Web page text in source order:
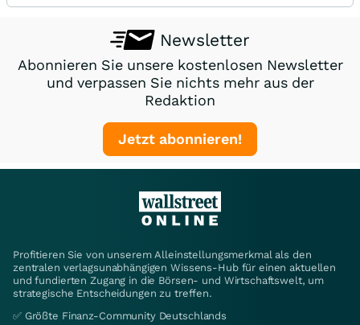
Newsletter
Abonnieren Sie unsere kostenlosen Newsletter
und verpassen Sie nichts mehr aus der
Redaktion
Jetzt abonnieren!
Profitieren Sie von unserem Alleinstellungsmerkmal als den
zentralen verlagsunabhängigen Wissens-Hub für einen aktuellen
und fundierten Zugang in die Börsen- und Wirtschaftswelt, um
strategische Entscheidungen zu treffen.
✅ Größte Finanz-Community Deutschlands